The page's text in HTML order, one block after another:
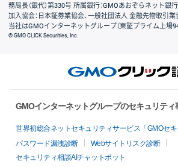
務局長（銀代）第330号 所属銀行：GMOあおぞらネット銀
加入協会：日本証券業協会、一般社団法人 金融先物取引
当社はGMOインターネットグループ（東証プライム上場
© GMO CLICK Securities, Inc.
GMOインターネットグループのセキュリティ
世界初総合ネットセキュリティサービス「GMOセキ
パスワード漏洩診断
Webサイトリスク診断
セキュリティ相談AIチャットボット